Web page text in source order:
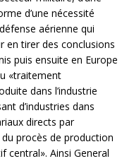
d’une nécessité
aérienne qui
en tirer des conclusions
puis ensuite en Europe
«traitement
dans l’industrie
d’industries dans
directs par
procès de production
central». Ainsi General